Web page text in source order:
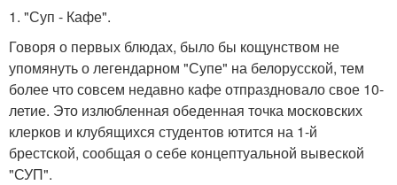
1. "Суп - Кафе".
Говоря о первых блюдах, было бы кощунством не
упомянуть о легендарном "Супе" на белорусской, тем
более что совсем недавно кафе отпраздновало свое 10-
летие. Это излюбленная обеденная точка московских
клерков и клубящихся студентов ютится на 1-й
брестской, сообщая о себе концептуальной вывеской
"СУП".